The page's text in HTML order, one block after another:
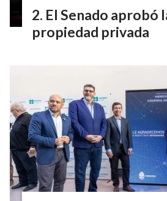
El Senado aprobó
propiedad privada